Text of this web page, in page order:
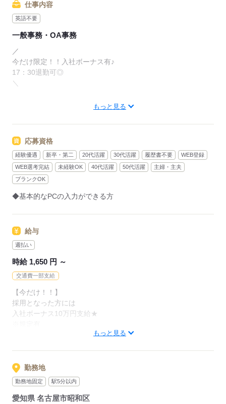
仕事内容
英語不要
一般事務・OA事務
／
今だけ限定！！入社ボーナス有♪
17：30退勤可◎
＼
未経験から始められる事務！
建設会社での事務スタッフ
業界大手の宇佐美グループでの業務になります。
＜主な業務＞
◆資料作成／書類整理
◆書類のコピー
先輩スタッフがOJTで丁寧に研修します！
PCの入力ができればOK◎
■ここがPOINT
◎土日祝休みで生活リズムが整う♪
◎ガソリン割引き・グループ内ネット通販割引など特典多数★
◎応募受付は仙台オフィスですが、登録から面談まで
すべてオンラインで実施しています。
応募する
もっと見る
応募資格
経験優遇 新卒・第二 20代活躍 30代活躍 履歴書不要
WEB登録
WEB選考完結
未経験OK 40代活躍 50代活躍
主婦・主夫
ブランクOK
◆基本的なPCの入力ができる方
給与
週払い
時給 1,650 円 ～
交通費一部支給
【今だけ！！】
採用となった方には
入社ボーナス10万円支給★
【収入例】
時給1,650円 × 8h× 22日勤務
＝【月収29万400円！！】
もっと見る
勤務地
勤務地固定 駅5分以内
愛知県 名古屋市昭和区